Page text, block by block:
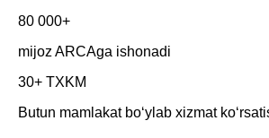
80 000+
mijoz ARCAga ishonadi
30+ TXKM
Butun mamlakat boʻylab xizmat